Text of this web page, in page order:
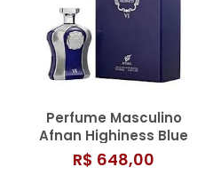
Perfume Masculino
Afnan Highiness Blue
EDP 100ML
R$ 648,00